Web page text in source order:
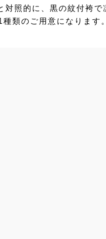
対照的に、黒の紋付袴
類のご用意になります